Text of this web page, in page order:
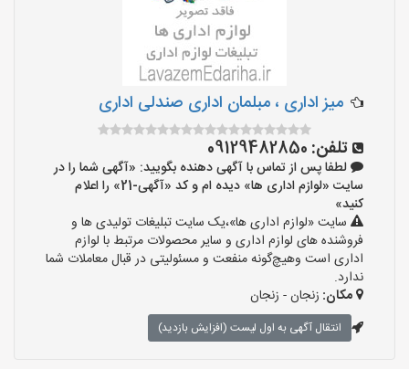
میز اداری ، مبلمان اداری صندلی اداری
تلفن: 09129482850
لطفا پس از تماس با آگهی دهنده بگویید: «آگهی شما را در
سایت «لوازم اداری ها» دیده ام و کد «آگهی-21» را اعلام
کنید»
سایت «لوازم اداری ها»،یک سایت تبلیغات تولیدی ها و
فروشنده های لوازم اداری و سایر محصولات مرتبط با لوازم
اداری است وهیچ‌گونه منفعت و مسئولیتی در قبال معاملات شما
ندارد.
مکان: زنجان - زنجان
انتقال آگهی به اول لیست (افزایش بازدید)